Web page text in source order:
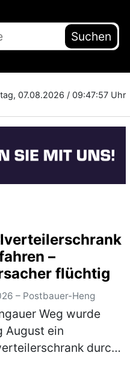
Suchen
07.08.2026 / 09:47:58 Uhr
–
flüchtig
– Postbauer-Heng
Weg wurde
August ein
durch